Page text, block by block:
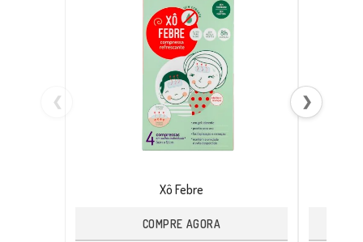
❮
Xô Febre
COMPRE AGORA
❯